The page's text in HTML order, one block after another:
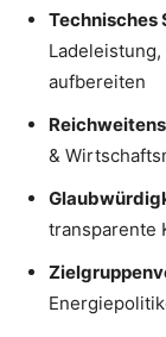
Technisches
aufbereiten
&
transparente